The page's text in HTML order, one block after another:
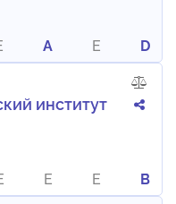
A E
D
институт
E E
B